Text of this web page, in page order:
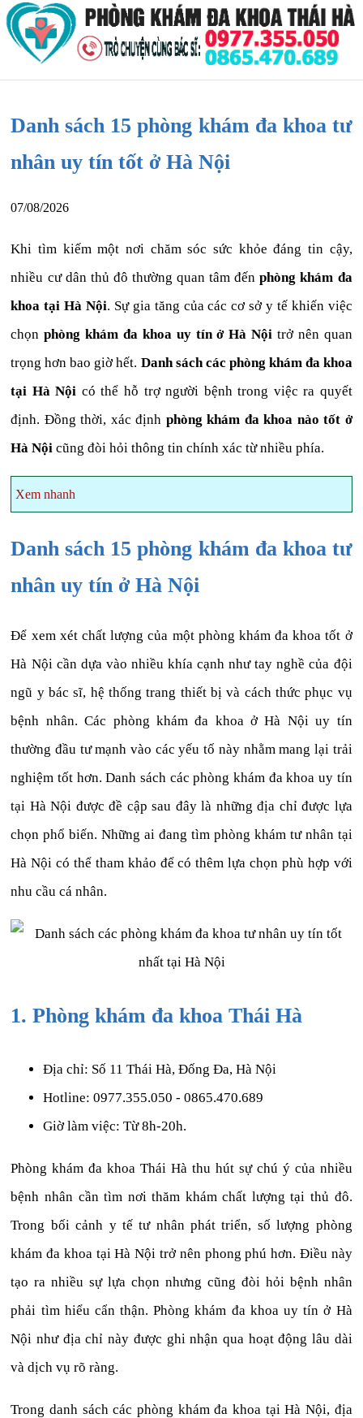
Danh sách 15 phòng khám đa khoa tư
nhân uy tín tốt ở Hà Nội
07/08/2026
Khi tìm kiếm một nơi chăm sóc sức khỏe đáng tin cậy,
nhiều cư dân thủ đô thường quan tâm đếnphòng khám đa
khoa tại Hà Nội. Sự gia tăng của các cơ sở y tế khiến việc
chọnphòng khám đa khoa uy tín ở Hà Nội trở nên quan
trọng hơn bao giờ hết. Danh sách các phòng khám đa khoa
tại Hà Nội có thể hỗ trợ người bệnh trong việc ra quyết
định. Đồng thời, xác định phòng khám đa khoa nào tốt ở
Hà Nội cũng đòi hỏi thông tin chính xác từ nhiều phía.
Xem nhanh
Danh sách 15 phòng khám đa khoa tư
nhân uy tín ở Hà Nội
Để xem xét chất lượng của một phòng khám đa khoa tốt ở
Hà Nội cần dựa vào nhiều khía cạnh như tay nghề của đội
ngũ y bác sĩ, hệ thống trang thiết bị và cách thức phục vụ
bệnh nhân. Các phòng khám đa khoa ở Hà Nội uy tín
thường đầu tư mạnh vào các yếu tố này nhằm mang lại trải
nghiệm tốt hơn. Danh sách các phòng khám đa khoa uy tín
tại Hà Nội được đề cập sau đây là những địa chỉ được lựa
chọn phổ biến. Những ai đang tìm phòng khám tư nhân tại
Hà Nội có thể tham khảo để có thêm lựa chọn phù hợp với
nhu cầu cá nhân.
1. Phòng khám đa khoa Thái Hà
Địa chỉ: Số 11 Thái Hà, Đống Đa, Hà Nội
Hotline: 0977.355.050 - 0865.470.689
Giờ làm việc: Từ 8h-20h.
Phòng khám đa khoa Thái Hà thu hút sự chú ý của nhiều
bệnh nhân cần tìm nơi thăm khám chất lượng tại thủ đô.
Trong bối cảnh y tế tư nhân phát triển, số lượng phòng
khám đa khoa tại Hà Nội trở nên phong phú hơn. Điều này
tạo ra nhiều sự lựa chọn nhưng cũng đòi hỏi bệnh nhân
phải tìm hiểu cẩn thận. Phòng khám đa khoa uy tín ở Hà
Nội như địa chỉ này được ghi nhận qua hoạt động lâu dài
và dịch vụ rõ ràng.
Trong danh sách các phòng khám đa khoa tại Hà Nội, địa